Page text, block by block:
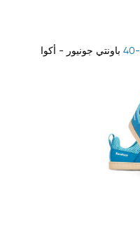
باونتي جونيور - أكوا